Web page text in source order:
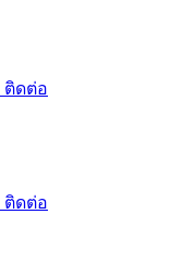
ติดต่อ
ติดต่อ